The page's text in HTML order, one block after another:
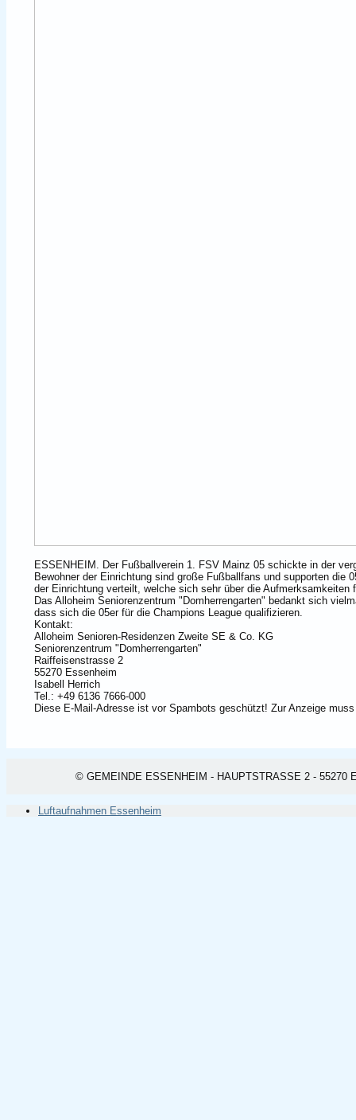
ESSENHEIM. Der Fußballverein 1. FSV Mainz 05 schickte in der
Bewohner der Einrichtung sind große Fußballfans und supporten die
der Einrichtung verteilt, welche sich sehr über die
Das Alloheim Seniorenzentrum "Domherrengarten" bedankt sich
dass sich die 05er für die Champions League qualifizieren.
Kontakt:
Alloheim Senioren-Residenzen Zweite SE & Co. KG
Seniorenzentrum "Domherrengarten"
Raiffeisenstrasse 2
55270 Essenheim
Isabell Herrich
Tel.: +49 6136 7666-000
Diese E-Mail-Adresse ist vor Spambots geschützt! Zur Anzeige
© GEMEINDE ESSENHEIM - HAUPTSTRASSE 2 - 55270
Luftaufnahmen Essenheim